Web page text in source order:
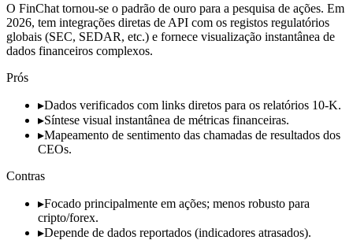
O FinChat tornou-se o padrão de ouro para a pesquisa de ações. Em
2026, tem integrações diretas de API com os registos regulatórios
globais (SEC, SEDAR, etc.) e fornece visualização instantânea de
dados financeiros complexos.
Prós
▸Dados verificados com links diretos para os relatórios 10-K.
▸Síntese visual instantânea de métricas financeiras.
▸Mapeamento de sentimento das chamadas de resultados dos
CEOs.
Contras
▸Focado principalmente em ações; menos robusto para
cripto/forex.
▸Depende de dados reportados (indicadores atrasados).